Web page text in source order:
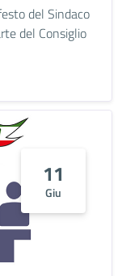
del Sindaco
del Consiglio
11
Giu